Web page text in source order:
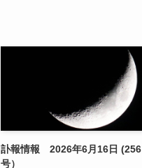
訃報情報 2026年6月16日 (256
号）